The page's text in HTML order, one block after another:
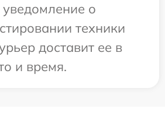
о
техники
доставит ее в
и время.